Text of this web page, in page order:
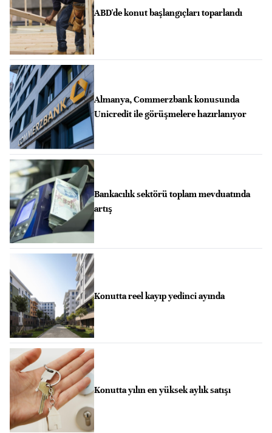
ABD'de konut başlangıçları toparlandı
Almanya, Commerzbank konusunda
Unicredit ile görüşmelere hazırlanıyor
Bankacılık sektörü toplam mevduatında
artış
Konutta reel kayıp yedinci ayında
Konutta yılın en yüksek aylık satışı